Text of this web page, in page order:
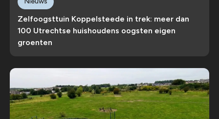
Zelfoogsttuin Koppelsteede in trek: meer dan
100 Utrechtse huishoudens oogsten eigen
groenten